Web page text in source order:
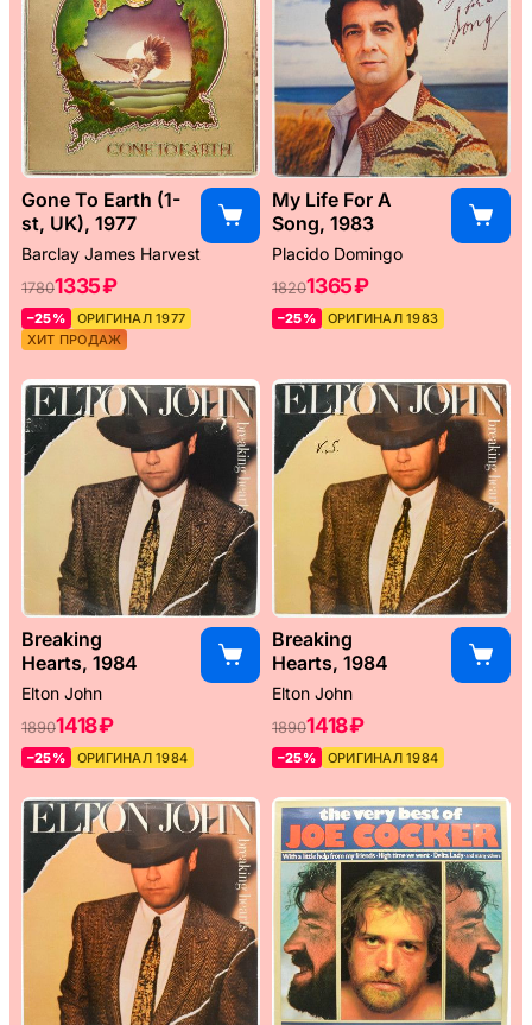
Gone To Earth (1-
st, UK), 1977
Barclay James Harvest
17801335 ₽
–25%
ОРИГИНАЛ 1977
ХИТ ПРОДАЖ
My Life For A
Song, 1983
Placido Domingo
18201365 ₽
–25% ОРИГИНАЛ 1983
Breaking
Hearts, 1984
Elton John
18901418 ₽
–25% ОРИГИНАЛ 1984
Breaking
Hearts, 1984
Elton John
18901418 ₽
–25% ОРИГИНАЛ 1984